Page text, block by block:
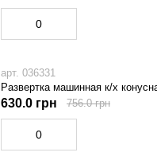
арт. 036331
Развертка машинная к/х
630.0 грн 756.0 грн